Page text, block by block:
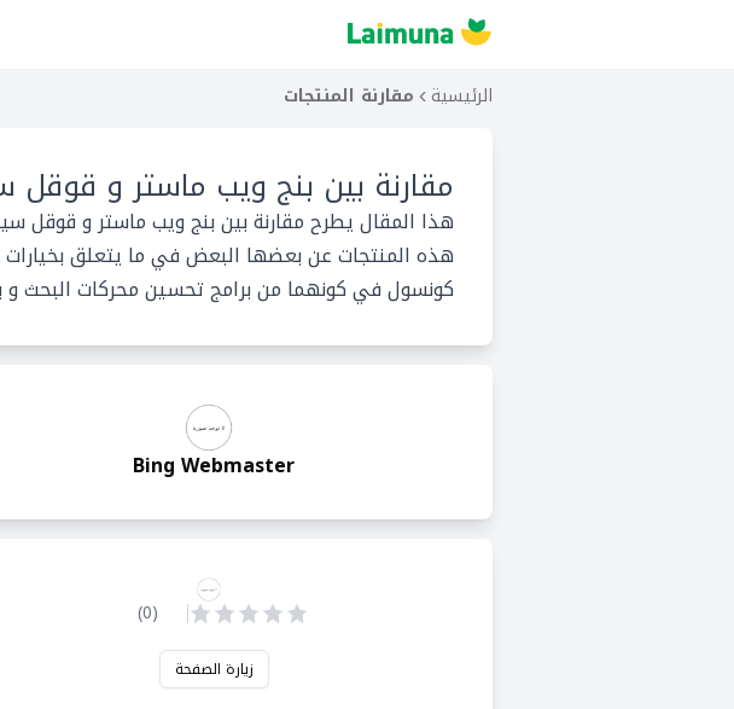
الرئيسية مقارنة المنتجات
مقارنة بين بنج ويب ماستر و
هذا المقال يطرح مقارنة بين بنج ويب ماستر و
هذه المنتجات عن بعضها البعض في ما يتعلق
كونسول في كونهما من برامج تحسين محركات البحث و
Bing Webmaster
(
0
)
زيارة الصفحة